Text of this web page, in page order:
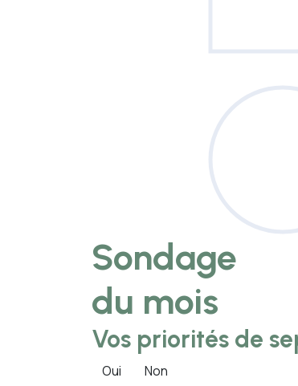
Sondage
du mois
Vos priorités de
Oui
Non